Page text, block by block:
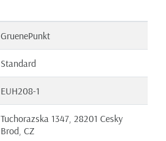
GruenePunkt
Standard
EUH208-1
Tuchorazska 1347, 28201 Cesky
Brod, CZ